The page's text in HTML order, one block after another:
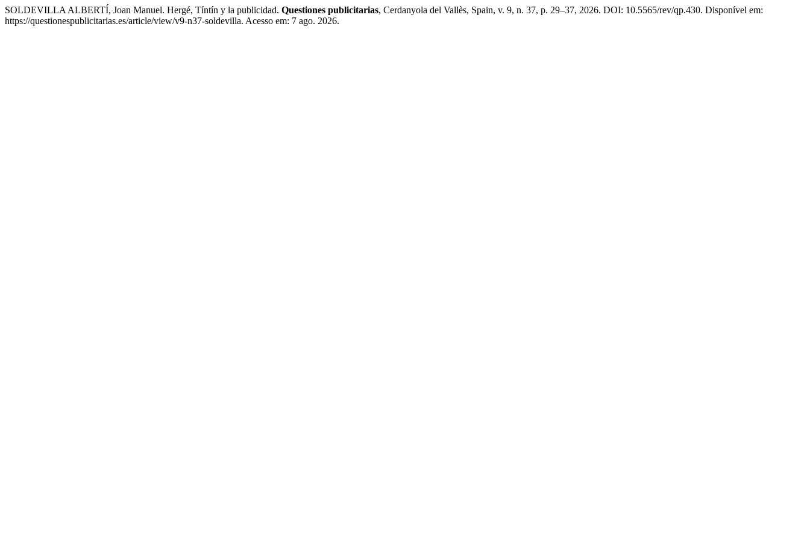
SOLDEVILLA ALBERTÍ, Joan Manuel. Hergé, Tíntín y la publicidad. Questiones publicitarias, Cerdanyola del Vallès, Spain, v. 9, n. 37, p. 29–37, 2026. DOI: 10.5565/rev/qp.430. Disponível em:
https://questionespublicitarias.es/article/view/v9-n37-soldevilla. Acesso em: 7 ago. 2026.